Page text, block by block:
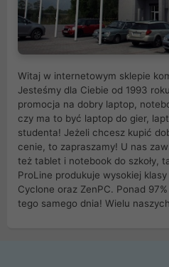
Witaj w internetowym sklepie
Jesteśmy dla Ciebie od 1993
promocja na dobry laptop,
czy ma to być laptop do gier,
studenta! Jeżeli chcesz kupić
cenie, to zapraszamy! U nas
też tablet i notebook do szkoły,
ProLine produkuje wysokiej
Cyclone oraz ZenPC. Ponad
tego samego dnia! Wielu